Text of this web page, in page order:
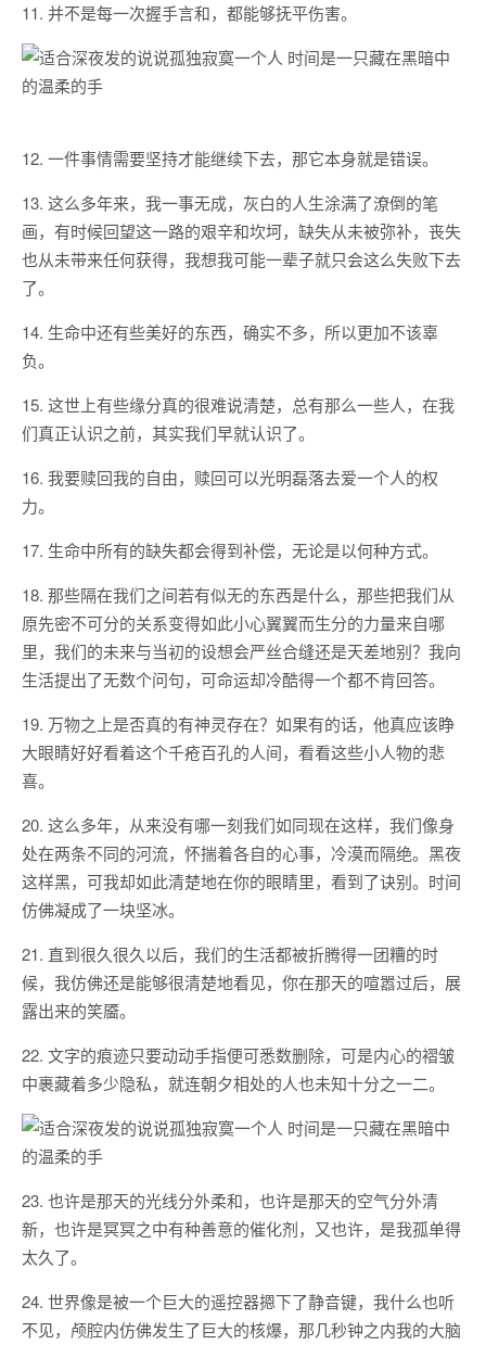
11. 并不是每一次握手言和，都能够抚平伤害。
12. 一件事情需要坚持才能继续下去，那它本身就是错误。
13. 这么多年来，我一事无成，灰白的人生涂满了潦倒的笔
画，有时候回望这一路的艰辛和坎坷，缺失从未被弥补，丧失
也从未带来任何获得，我想我可能一辈子就只会这么失败下去
了。
14. 生命中还有些美好的东西，确实不多，所以更加不该辜
负。
15. 这世上有些缘分真的很难说清楚，总有那么一些人，在我
们真正认识之前，其实我们早就认识了。
16. 我要赎回我的自由，赎回可以光明磊落去爱一个人的权
力。
17. 生命中所有的缺失都会得到补偿，无论是以何种方式。
18. 那些隔在我们之间若有似无的东西是什么，那些把我们从
原先密不可分的关系变得如此小心翼翼而生分的力量来自哪
里，我们的未来与当初的设想会严丝合缝还是天差地别？我向
生活提出了无数个问句，可命运却冷酷得一个都不肯回答。
19. 万物之上是否真的有神灵存在？如果有的话，他真应该睁
大眼睛好好看着这个千疮百孔的人间，看看这些小人物的悲
喜。
20. 这么多年，从来没有哪一刻我们如同现在这样，我们像身
处在两条不同的河流，怀揣着各自的心事，冷漠而隔绝。黑夜
这样黑，可我却如此清楚地在你的眼睛里，看到了诀别。时间
仿佛凝成了一块坚冰。
21. 直到很久很久以后，我们的生活都被折腾得一团糟的时
候，我仿佛还是能够很清楚地看见，你在那天的喧嚣过后，展
露出来的笑靥。
22. 文字的痕迹只要动动手指便可悉数删除，可是内心的褶皱
中裹藏着多少隐私，就连朝夕相处的人也未知十分之一二。
23. 也许是那天的光线分外柔和，也许是那天的空气分外清
新，也许是冥冥之中有种善意的催化剂，又也许，是我孤单得
太久了。
24. 世界像是被一个巨大的遥控器摁下了静音键，我什么也听
不见，颅腔内仿佛发生了巨大的核爆，那几秒钟之内我的大脑